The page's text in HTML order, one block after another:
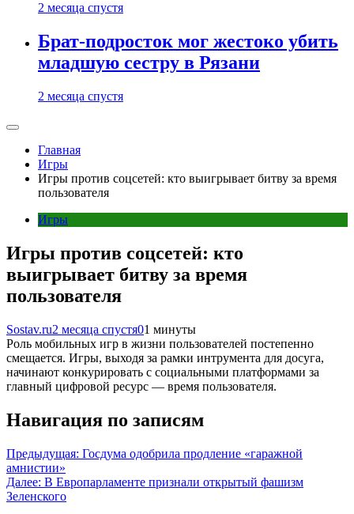
2 месяца спустя
Брат-подросток мог жестоко убить
младшую сестру в Рязани
2 месяца спустя
Главная
Игры
Игры против соцсетей: кто выигрывает битву за время
пользователя
Игры
Игры против соцсетей: кто
выигрывает битву за время
пользователя
Sostav.ru2 месяца спустя01 минуты
Роль мобильных игр в жизни пользователей постепенно
смещается. Игры, выходя за рамки интрумента для досуга,
начинают конкурировать с социальными платформами за
главный цифровой ресурс — время пользователя.
Навигация по записям
Предыдущая: Госдума одобрила продление «гаражной
амнистии»
Далее: В Европарламенте признали открытый фашизм
Зеленского